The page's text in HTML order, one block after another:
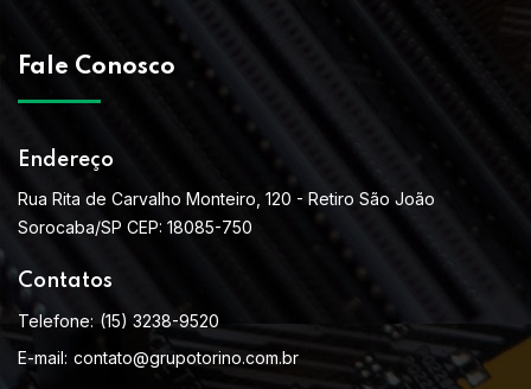
Fale Conosco
Endereço
Rua Rita de Carvalho Monteiro, 120 - Retiro São João
Sorocaba/SP CEP: 18085-750
Contatos
Telefone: (15) 3238-9520
E-mail: contato@grupotorino.com.br